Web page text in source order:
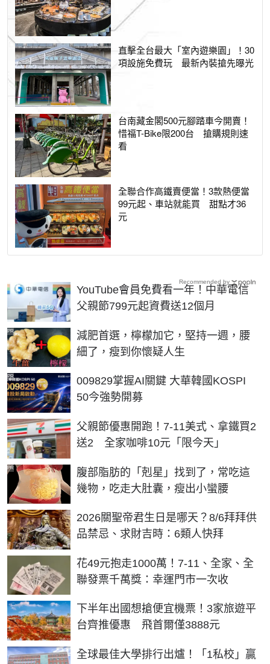
直擊全台最大「室內遊樂園」！30
項設施免費玩 最新內裝搶先曝光
台南藏金閣500元腳踏車今開賣！
惜福T-Bike限200台 搶購規則速
看
全聯合作高鐵賣便當！3款熱便當
99元起、車站就能買 甜點才36
元
YouTube會員免費看一年！中華電信
父親節799元起資費送12個月
減肥首選，檸檬加它，堅持一週，腰
細了，瘦到你懷疑人生
PR
009829掌握AI關鍵 大華韓國KOSPI
50今強勢開募
PR
父親節優惠開跑！7-11美式、拿鐵買2
送2 全家咖啡10元「限今天」
腹部脂肪的「剋星」找到了，常吃這
幾物，吃走大肚囊，瘦出小蠻腰
PR
2026關聖帝君生日是哪天？8/6拜拜供
品禁忌、求財吉時：6類人快拜
花49元抱走1000萬！7-11、全家、全
聯發票千萬獎：幸運門市一次收
下半年出國想搶便宜機票！3家旅遊平
台齊推優惠 飛首爾僅3888元
全球最佳大學排行出爐！「1私校」贏
Recommended by